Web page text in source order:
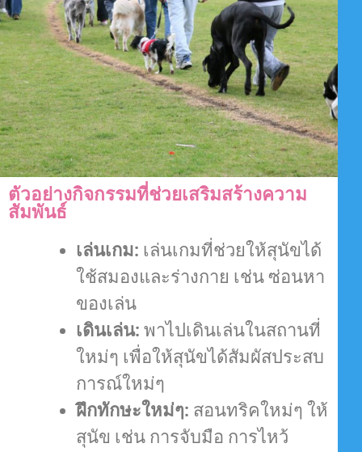
ตัวอย่างกิจกรรมที่ช่วยเสริมสร้างความ
สัมพันธ์
เล่นเกม: เล่นเกมที่ช่วยให้สุนัขได้
ใช้สมองและร่างกาย เช่น ซ่อนหา
ของเล่น
เดินเล่น: พาไปเดินเล่นในสถานที่
ใหม่ๆ เพื่อให้สุนัขได้สัมผัสประสบ
การณ์ใหม่ๆ
ฝึกทักษะใหม่ๆ: สอนทริคใหม่ๆ ให้
สุนัข เช่น การจับมือ การไหว้